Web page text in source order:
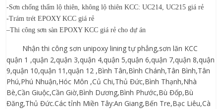
-Sơn chống thấm lộ thiên, không lộ thiên KCC: UC214, UC215 giá rẻ
-Trám trét EPOXY KCC giá rẻ
–Thi công sơn sàn EPOXY KCC giá rẻ cho dự án
Nhận thi công sơn unipoxy lining tựphẳng,sơn lăn KCC
quận 1 ,quận 2,quận 3,quận 4,quận 5,quận 6,quận 7,quận 8,quận
9,quận 10,quận 11,quận 12 ,Bình Tân,Bình Chánh,Tân Bình,Tân
Phú,Phú Nhuận,Hóc Môn ,Củ Chi,Thủ Đức,Bình Thạnh,Nhà
Bè,Cần Giuộc,Cần Giờ,Bình Dương,Bình Phước,Bù Đốp,Bù
Đăng,Thủ Đức.Các tỉnh Miền Tây:An Giang,Bến Tre,Bạc Liêu,Cà